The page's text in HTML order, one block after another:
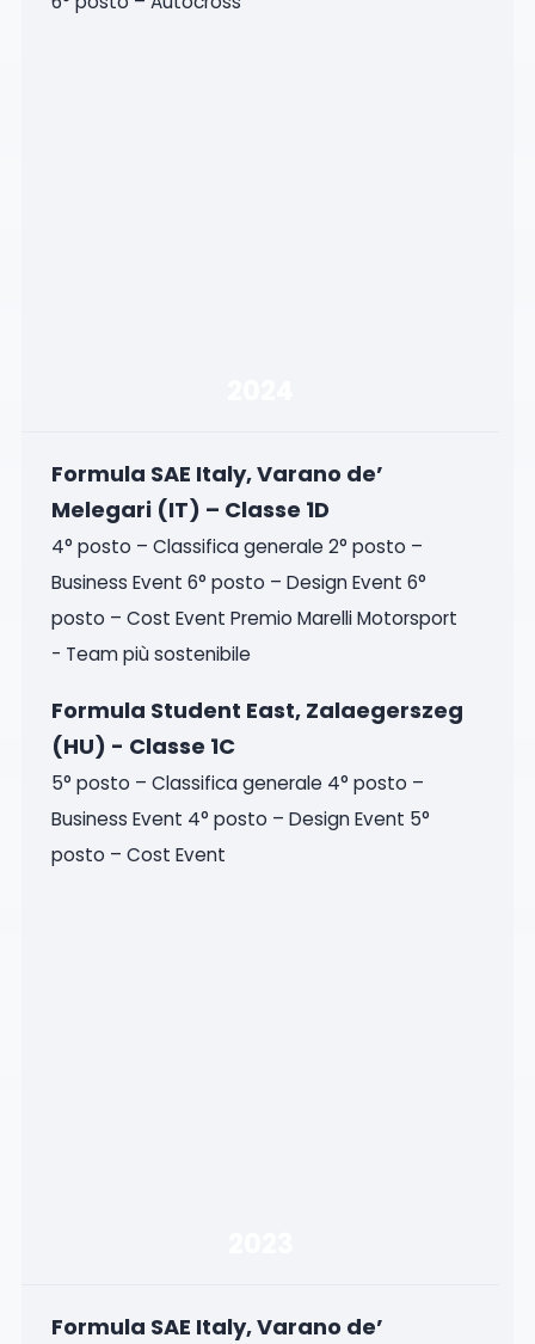
Formula SAE Italy, Varano de’
Melegari (IT) – Classe 1D
4° posto – Classifica generale 2° posto –
Business Event 6° posto – Design Event 6°
posto – Cost Event Premio Marelli Motorsport
- Team più sostenibile
Formula Student East, Zalaegerszeg
(HU) - Classe 1C
5° posto – Classifica generale 4° posto –
Business Event 4° posto – Design Event 5°
posto – Cost Event
Formula SAE Italy, Varano de’